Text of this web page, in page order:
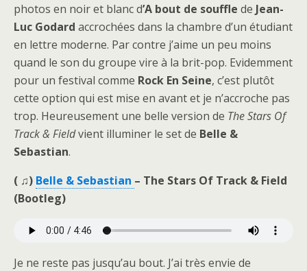
photos en noir et blanc d’A bout de souffle de Jean-
Luc Godard accrochées dans la chambre d’un étudiant
en lettre moderne. Par contre j’aime un peu moins
quand le son du groupe vire à la brit-pop. Evidemment
pour un festival comme Rock En Seine, c’est plutôt
cette option qui est mise en avant et je n’accroche pas
trop. Heureusement une belle version de The Stars Of
Track & Fieldvient illuminer le set de Belle &
Sebastian.
( ♫) Belle & Sebastian – The Stars Of Track & Field
(Bootleg)
Je ne reste pas jusqu’au bout. J’ai très envie de